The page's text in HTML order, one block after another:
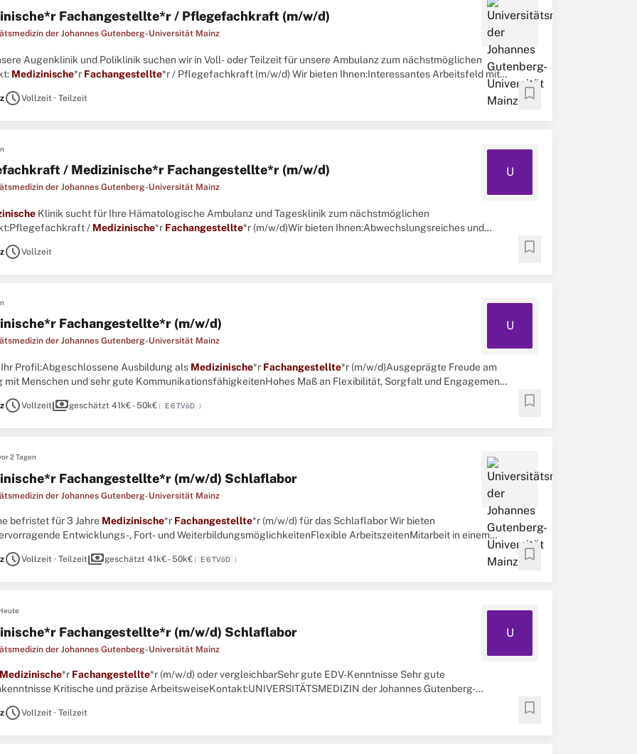
Fachangestellte*r / Pflegefachkraft (m/w/d)
der Johannes Gutenberg-Universität Mainz
Augenklinik und Poliklinik suchen wir in Voll- oder Teilzeit für unsere Ambulanz zum nächstmöglichen
Medizinische*r Fachangestellte*r / Pflegefachkraft (m/w/d) Wir bieten Ihnen:Interessantes Arbeitsfeld mit
scheduleVollzeit · Teilzeit bookmark
/ Medizinische*r Fachangestellte*r (m/w/d)
der Johannes Gutenberg-Universität Mainz
U
Klinik sucht für Ihre Hämatologische Ambulanz und Tagesklinik zum nächstmöglichen
/ Medizinische*r Fachangestellte*r (m/w/d)Wir bieten Ihnen:Abwechslungsreiches und
scheduleVollzeit bookmark
Fachangestellte*r (m/w/d)
der Johannes Gutenberg-Universität Mainz
U
Profil:Abgeschlossene Ausbildung als Medizinische*r Fachangestellte*r (m/w/d)Ausgeprägte Freude am
mit Menschen und sehr gute KommunikationsfähigkeitenHohes Maß an Flexibilität, Sorgfalt und Engagement
scheduleVollzeitpaymentsgeschätzt 41k€ - 50k€( E 6 TVöD ) bookmark
2 Tagen
Fachangestellte*r (m/w/d) Schlaflabor
der Johannes Gutenberg-Universität Mainz
befristet für 3 Jahre Medizinische*r Fachangestellte*r (m/w/d) für das Schlaflabor Wir bieten
Entwicklungs-, Fort- und WeiterbildungsmöglichkeitenFlexible ArbeitszeitenMitarbeit in einem
scheduleVollzeit · Teilzeitpaymentsgeschätzt 41k€ - 50k€( E 6 TVöD ) bookmark
Fachangestellte*r (m/w/d) Schlaflabor
der Johannes Gutenberg-Universität Mainz
U
Medizinische*r Fachangestellte*r (m/w/d) oder vergleichbarSehr gute EDV-Kenntnisse Sehr gute
Kritische und präzise ArbeitsweiseKontakt:UNIVERSITÄTSMEDIZIN der Johannes Gutenberg-
scheduleVollzeit · Teilzeit bookmark